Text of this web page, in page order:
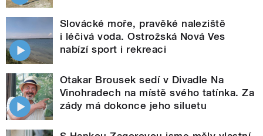
Slovácké moře, pravěké naleziště
i léčivá voda. Ostrožská Nová Ves
nabízí sport i rekreaci
Otakar Brousek sedí v Divadle Na
Vinohradech na místě svého tatínka. Za
zády má dokonce jeho siluetu